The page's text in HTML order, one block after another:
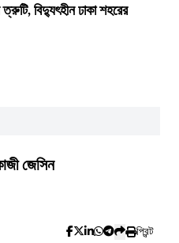
ত্রুটি, বিদ্যুৎহীন ঢাকা শহরের
জেসিন
প্রিন্ট